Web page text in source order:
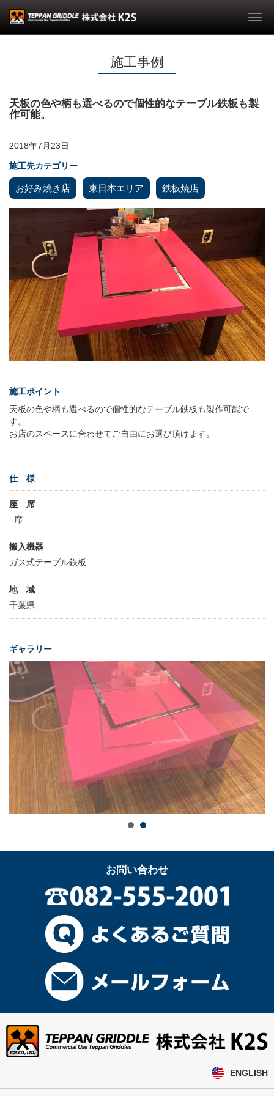
施工事例
天板の色や柄も選べるので個性的なテーブル鉄板も製
作可能。
2018年7月23日
施工先カテゴリー
お好み焼き店 東日本エリア 鉄板焼店
施工ポイント
天板の色や柄も選べるので個性的なテーブル鉄板も製作可能で
す。
お店のスペースに合わせてご自由にお選び頂けます。
仕 様
座 席
–席
搬入機器
ガス式テーブル鉄板
地 域
千葉県
ギャラリー
お問い合わせ
ENGLISH